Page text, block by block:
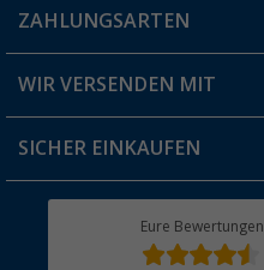
Blog
Jobs & Karriere
Berger Bewusst
FAQ & Kontakt
Versandinformationen
Rücksendung
ZAHLUNGSARTEN
WIR VERSENDEN MIT
SICHER EINKAUFEN
Eure Bewertungen